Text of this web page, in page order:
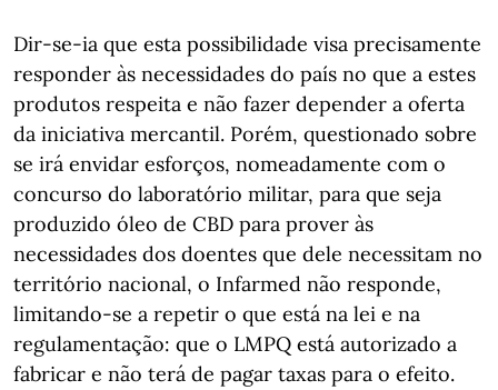
Dir-se-ia que esta possibilidade visa precisamente
responder às necessidades do país no que a estes
produtos respeita e não fazer depender a oferta
da iniciativa mercantil. Porém, questionado sobre
se irá envidar esforços, nomeadamente com o
concurso do laboratório militar, para que seja
produzido óleo de CBD para prover às
necessidades dos doentes que dele necessitam no
território nacional, o Infarmed não responde,
limitando-se a repetir o que está na lei e na
regulamentação: que o LMPQ está autorizado a
fabricar e não terá de pagar taxas para o efeito.